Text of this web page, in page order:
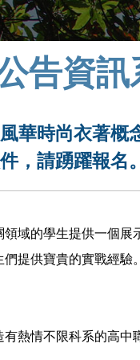
告資訊
風華時尚衣著
，請踴躍報名。
域的學生提供一個
提供寶貴的實戰經驗。
熱情不限科系的高中